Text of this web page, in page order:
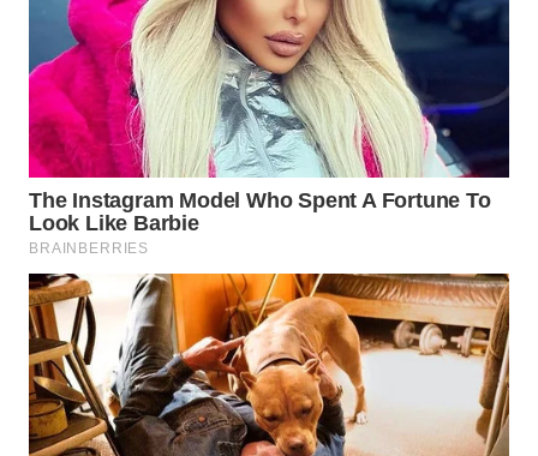
WAHANA
HEALTH
WAHANA
DESA
WISATA
LAPAK
WAHANA
Wahana
Network
KONSUMEN
LISTRIK